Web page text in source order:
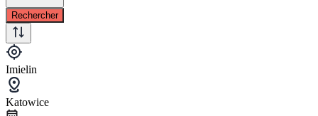
Rechercher
Imielin
Katowice